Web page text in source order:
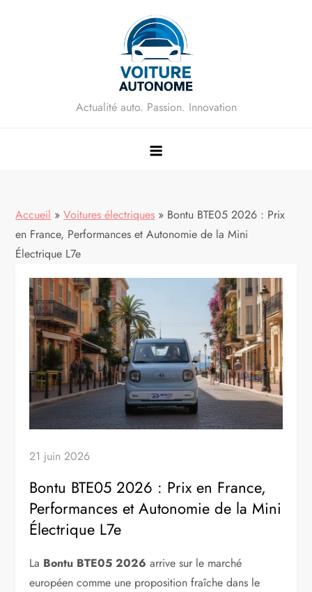
Actualité auto. Passion. Innovation
Accueil » Voitures électriques » Bontu BTE05 2026 : Prix
en France, Performances et Autonomie de la Mini
Électrique L7e
21 juin 2026
Bontu BTE05 2026 : Prix en France,
Performances et Autonomie de la Mini
Électrique L7e
La Bontu BTE05 2026 arrive sur le marché
européen comme une proposition fraîche dans le